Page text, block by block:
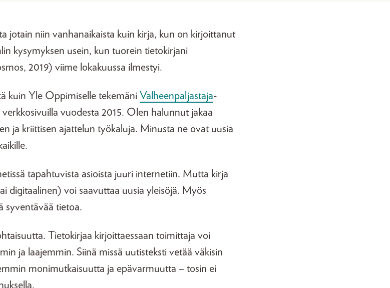
jotain niin vanhanaikaista kuin kirja, kun on kirjoittanut
kysymyksen usein, kun tuorein tietokirjani
2019) viime lokakuussa ilmestyi.
kuin Yle Oppimiselle tekemäni Valheenpaljastaja-
vuodesta 2015. Olen halunnut jakaa
ja kriittisen ajattelun työkaluja. Minusta ne ovat uusia
tapahtuvista asioista juuri internetiin. Mutta kirja
digitaalinen) voi saavuttaa uusia yleisöjä. Myös
syventävää tietoa.
Tietokirjaa kirjoittaessaan toimittaja voi
ja laajemmin. Siinä missä uutisteksti vetää väkisin
monimutkaisuutta ja epävarmuutta – tosin ei